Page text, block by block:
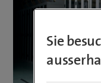
Sie